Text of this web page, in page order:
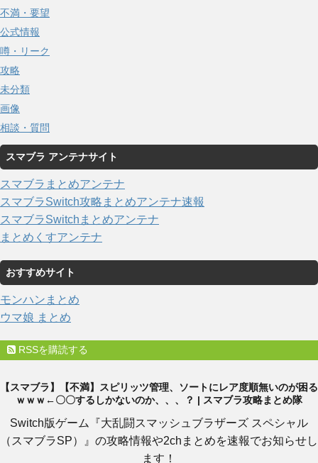
不満・要望
公式情報
噂・リーク
攻略
未分類
画像
相談・質問
スマブラ アンテナサイト
スマブラまとめアンテナ
スマブラSwitch攻略まとめアンテナ速報
スマブラSwitchまとめアンテナ
まとめくすアンテナ
おすすめサイト
モンハンまとめ
ウマ娘 まとめ
RSSを購読する
【スマブラ】【不満】スピリッツ管理、ソートにレア度順無いのが困る
ｗｗｗ←〇〇するしかないのか、、、？ | スマブラ攻略まとめ隊
Switch版ゲーム『大乱闘スマッシュブラザーズ スペシャル
（スマブラSP）』の攻略情報や2chまとめを速報でお知らせし
ます！